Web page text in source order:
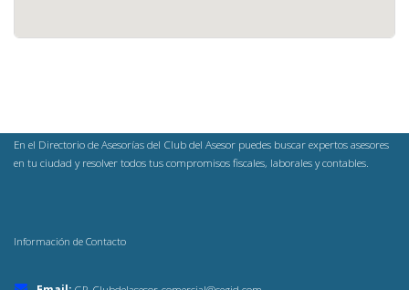
En el Directorio de Asesorías del Club del Asesor puedes buscar expertos asesores
en tu ciudad y resolver todos tus compromisos fiscales, laborales y contables.
Información de Contacto